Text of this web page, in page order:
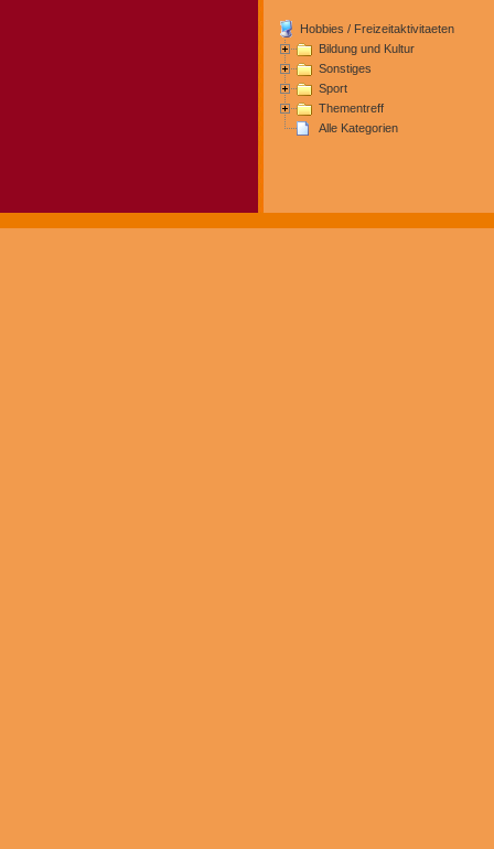
Hobbies / Freizeitaktivitaeten
Bildung und Kultur
Sonstiges
Sport
Thementreff
Alle Kategorien